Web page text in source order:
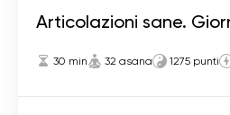
Articolazioni sane.
30 min 32 asana 1275 punti